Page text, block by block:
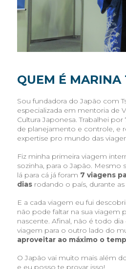
QUEM É MARINA
Sou fundadora do Japão com
especializada em mentoria de
Cultura Japonesa. Trabalhei
de planejamento e controle, e
expertise pro mundo das
Fiz minha primeira viagem
sozinha, para o Japão. Mesmo
lá para cá já foram 7 viagens
dias rodando o país, durante
E a cada viagem eu fui
não pode faltar na sua viagem
nascente. Afinal, não é todo
viagem para o outro lado do
aproveitar ao máximo o
O Japão vai muito mais além
e eu posso te provar isso!